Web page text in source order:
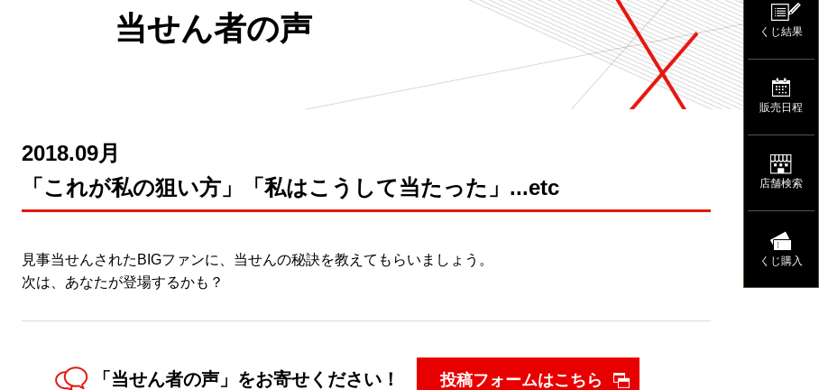
当せん者の声
2018.09月
「これが私の狙い方」「私はこうして当たった」...etc
見事当せんされたBIGファンに、当せんの秘訣を教えてもらいましょう。
次は、あなたが登場するかも？
「当せん者の声」をお寄せください！ 投稿フォームはこちら
くじ結果
販売日程
店舗検索
くじ購入